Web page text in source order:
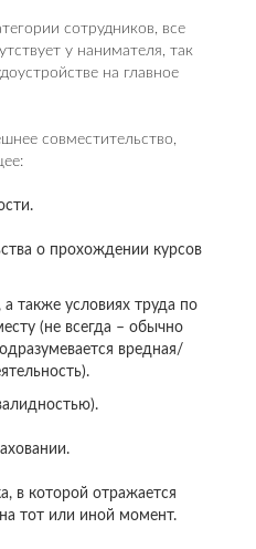
сотрудников, все
у нанимателя, так
на главное
совместительство,
о прохождении курсов
а также условиях труда по
(не всегда – обычно
вредная/
в которой отражается
тот или иной момент.